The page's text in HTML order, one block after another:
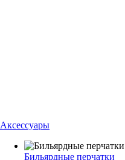
Аксессуары
Бильярдные перчатки